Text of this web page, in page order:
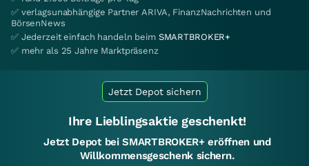
✅ verlagsunabhängige Partner ARIVA, FinanzNachrichten und
BörsenNews
✅ Jederzeit einfach handeln beim SMARTBROKER+
✅ mehr als 25 Jahre Marktpräsenz
Jetzt Depot sichern
Ihre Lieblingsaktie geschenkt!
Jetzt Depot bei SMARTBROKER+ eröffnen und
Willkommensgeschenk sichern.